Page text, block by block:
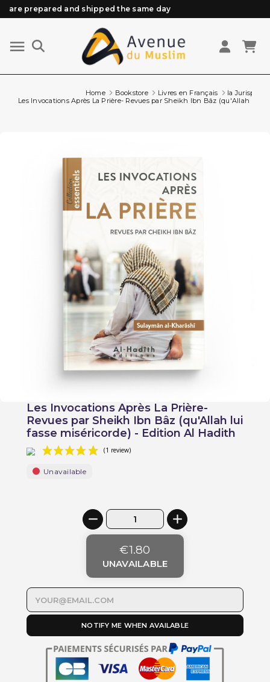
Need help? Check out our FAQ
Free delivery from 89€ purchase*
Orders placed before 3 PM (Mon to Fri)
Home Bookstore Livres en Français
la
Les Invocations Après La Prière- Revues par Sheikh Ibn Bâz (qu'Allah lui
Les Invocations Après La Prière-
Revues par Sheikh Ibn Bâz (qu'Allah lui
fasse miséricorde) - Edition Al Hadith
(1 review)
Unavailable
€1.80
UNAVAILABLE
NOTIFY ME WHEN AVAILABLE